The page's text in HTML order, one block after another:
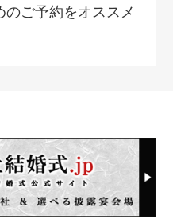
ご予約をオススメ